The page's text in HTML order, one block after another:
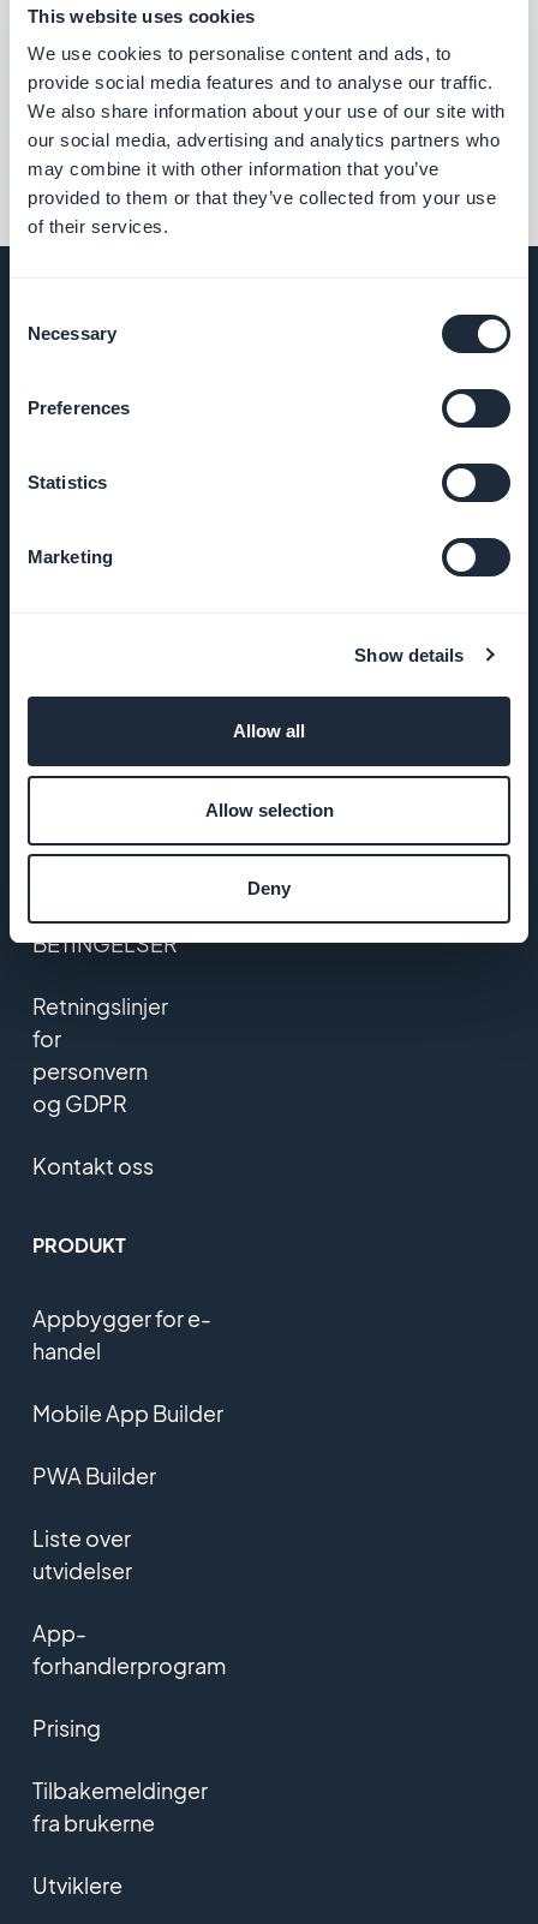
This website uses cookies
We use cookies to personalise content and ads, to
provide social media features and to analyse our traffic.
We also share information about your use of our site with
our social media, advertising and analytics partners who
may combine it with other information that you’ve
provided to them or that they’ve collected from your use
of their services.
Selection
Necessary
Preferences
Statistics
Marketing
Show details
Allow all
Allow selection
Deny
Tilhørende utvidelser
Startup
Jobber
Trykk på
BETINGELSER
Retningslinjer
for
personvern
og GDPR
Kontakt oss
PRODUKT
Appbygger for e-
handel
Mobile App Builder
PWA Builder
Liste over
utvidelser
App-
forhandlerprogram
Prising
Tilbakemeldinger
fra brukerne
Utviklere